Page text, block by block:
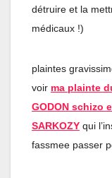
détruire et la
médicaux !)
plaintes
voir ma plainte
GODON schizo
SARKOZY qui
fassmee passer